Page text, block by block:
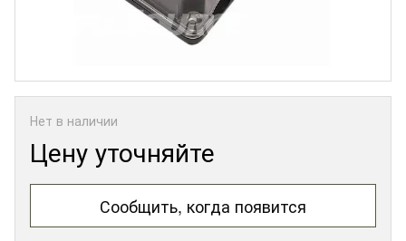
Нет в наличии
Цену уточняйте
Сообщить, когда появится